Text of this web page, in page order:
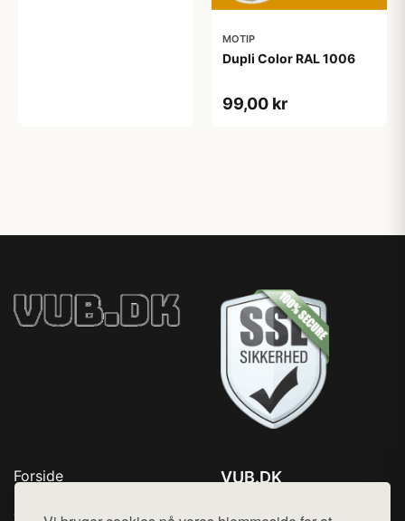
MOTIP
Dupli Color RAL 1006
99,00 kr
Forside
VUB.DK